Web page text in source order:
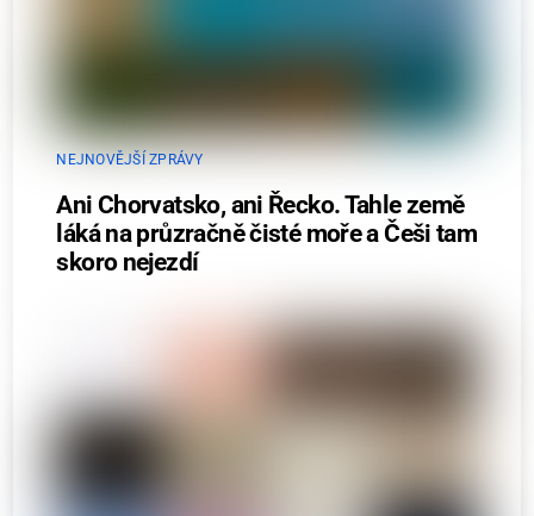
NEJNOVĚJŠÍ ZPRÁVY
Ani Chorvatsko, ani Řecko. Tahle země
láká na průzračně čisté moře a Češi tam
skoro nejezdí